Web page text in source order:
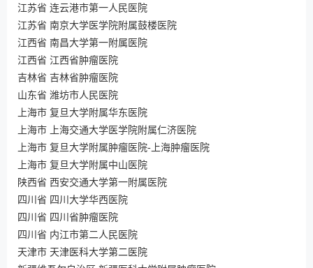
江苏省 连云港市第一人民医院
江苏省 南京大学医学院附属鼓楼医院
江西省 南昌大学第一附属医院
江西省 江西省肿瘤医院
吉林省 吉林省肿瘤医院
山东省 潍坊市人民医院
上海市 复旦大学附属华东医院
上海市 上海交通大学医学院附属仁济医院
上海市 复旦大学附属肿瘤医院-上海肿瘤医院
上海市 复旦大学附属中山医院
陕西省 西安交通大学第一附属医院
四川省 四川大学华西医院
四川省 四川省肿瘤医院
四川省 内江市第二人民医院
天津市 天津医科大学第二医院